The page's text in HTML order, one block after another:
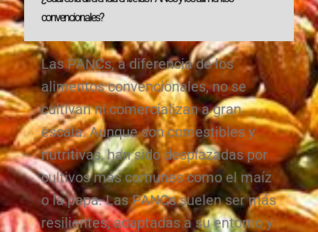
convencionales?
Las PANCs, a diferencia de los
alimentos convencionales, no se
cultivan ni comercializan a gran
escala. Aunque son comestibles y
nutritivas, han sido desplazadas por
cultivos más comunes como el maíz
o la papa. Las PANCs suelen ser más
resilientes, adaptadas a su entorno y